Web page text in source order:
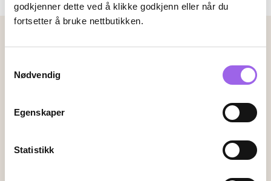
godkjenner dette ved å klikke godkjenn eller når du
fortsetter å bruke nettbutikken.
Nødvendig
Egenskaper
Statistikk